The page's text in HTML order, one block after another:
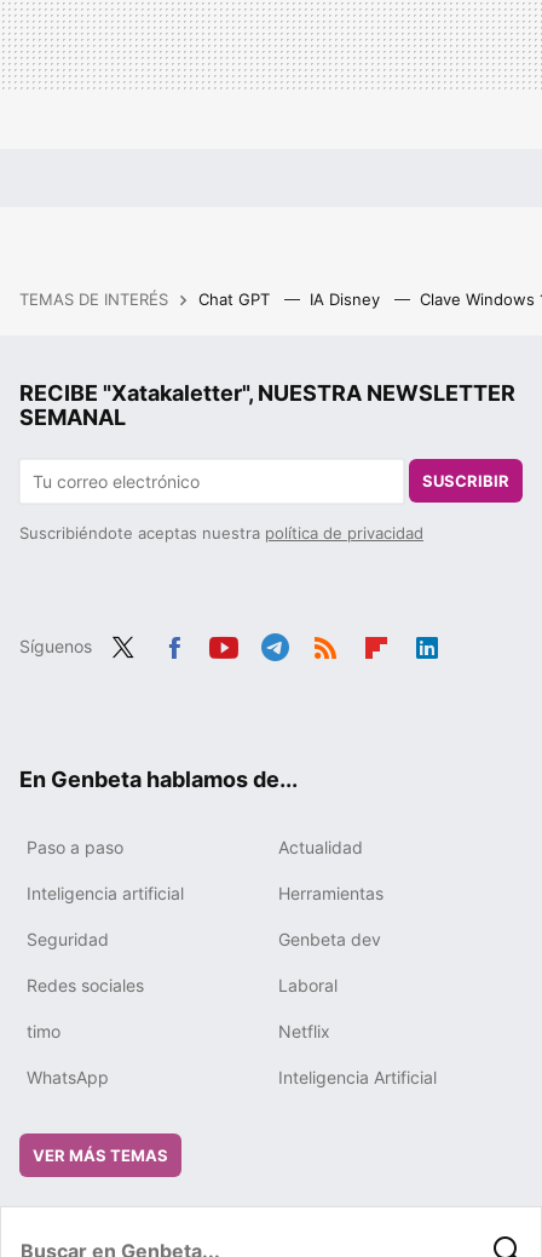
TEMAS DE INTERÉS Chat GPT IA Disney Clave Windows
RECIBE "Xatakaletter", NUESTRA NEWSLETTER
SEMANAL
SUSCRIBIR
Suscribiéndote aceptas nuestra política de privacidad
Síguenos
En Genbeta hablamos de...
Paso a paso Actualidad
Inteligencia artificial Herramientas
Seguridad Genbeta dev
Redes sociales Laboral
timo Netflix
WhatsApp Inteligencia Artificial
VER MÁS TEMAS